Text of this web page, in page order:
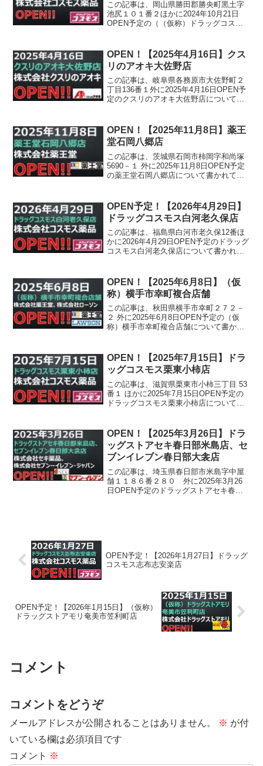
この記事は、岡山県勝田郡勝央町黒土字
池尻１０１番２ほかに2024年10月21日
OPEN予定の（（仮称）ドラッグコスモ
OPEN！【2025年4月16日】クス
リのアオキ大佐野店
この記事は、岐阜県各務原市大佐野町２
丁目136番１外に2025年4月16日OPEN予
定のクスリのアオキ大佐野店について書
OPEN！【2025年11月8日】薬王
堂石岡八郷店
この記事は、茨城県石岡市柿岡字和尚塚
5690－１ 外に2025年11月8日OPEN予定
の薬王堂石岡八郷店について書かれてい
OPEN予定！【2026年4月29日】
ドラッグコスモス白河老久保店
この記事は、福島県白河市老久保12番ほ
かに2026年4月29日OPEN予定のドラッグ
コスモス白河老久保店について書かれて
OPEN！【2025年6月8日】（仮
称）横手市幸町複合店舗
この記事は、秋田県横手市幸町２７２－
２ 外に2025年6月8日OPEN予定の（仮
称）横手市幸町複合店舗について書かれ
OPEN！【2025年7月15日】ドラ
ッグコスモス栗東小柿店
この記事は、滋賀県栗東市小柿三丁目 53
番１ ほかに2025年7月15日OPEN予定の
ドラッグコスモス栗東小柿店について書
OPEN！【2025年3月26日】ドラ
ッグストアセキ春日部米島店、セ
ブンイレブン春日部大衾店
この記事は、埼玉県春日部市米島字中屋
舗１１８６番２８０ 外に2025年3月26
日OPEN予定のドラッグストアセキ春日
OPEN予定！【2026年1月27日】ドラッグ
コスモス志布志安楽店
OPEN予定！【2026年1月15日】（仮称）
ドラッグストアモリ奄美市笠利町店
コメント
コメントをどうぞ
メールアドレスが公開されることはありません。 ※ が付
いている欄は必須項目です
コメント ※